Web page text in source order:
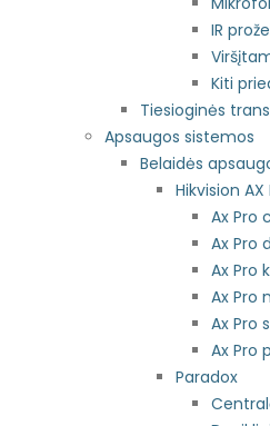
IR
Kiti
Tiesioginės
Apsaugos sistemos
Belaidės
Hikvision AX
Ax Pro
Ax Pro
Ax Pro
Ax Pro
Ax Pro
Ax Pro
Paradox